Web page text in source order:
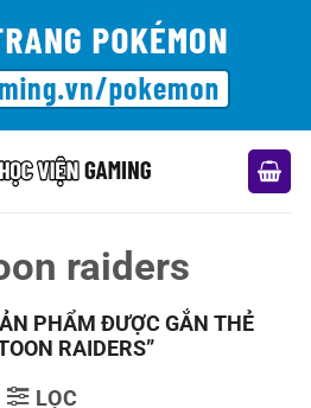
raiders
PHẨM ĐƯỢC GẮN THẺ
RAIDERS”
LỌC